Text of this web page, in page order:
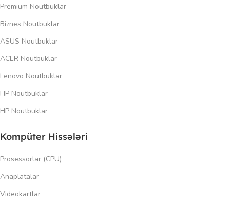
Premium Noutbuklar
Biznes Noutbuklar
ASUS Noutbuklar
ACER Noutbuklar
Lenovo Noutbuklar
HP Noutbuklar
HP Noutbuklar
Kompüter Hissələri
Prosessorlar (CPU)
Anaplatalar
Videokartlar